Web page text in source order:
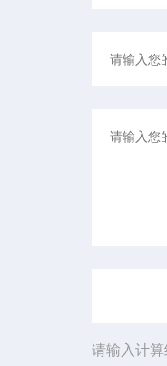
请输入计